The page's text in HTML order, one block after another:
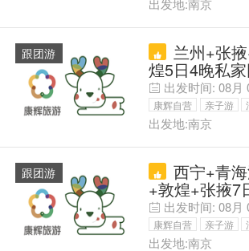
儿童早餐 【
时无损退（除
河西走廊+单
可订.双飞
父母安心游
跟团游 兰州+张
煌5日4晚私
解锁专属优惠}
性价比河西行
线兰进敦出
宾可报 纯玩
肃河西走廊
出发时间: 08月
康辉自营 亲子游
父母安心游
出发地:南京
跟团游 西宁+青
+敦煌+张掖7
提前一天无
人VIP小团,提
莫高窟A票,
出发时间: 08月
康辉自营 亲子游
父母安心游
出发地:南京